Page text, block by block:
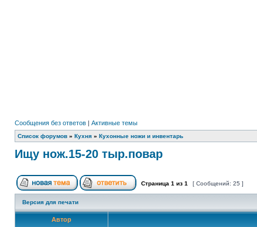
Сообщения без ответов | Активные темы
Список форумов » Кухня » Кухонные ножи и инвентарь
Ищу нож.15-20 тыр.повар
Страница 1 из 1 [ Сообщений: 25 ]
Версия для печати
Автор